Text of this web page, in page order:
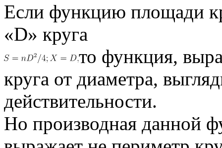
Если функцию площади
«D» круга
то функция,
круга от диаметра,
действительности.
Но производная данной